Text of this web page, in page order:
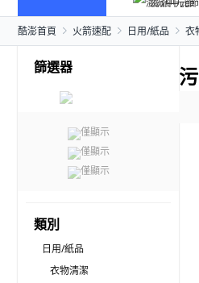
澎派中元節
酷澎首頁 火箭速配 日用/紙品 衣
篩選器
僅顯示
僅顯示
僅顯示
類別
日用/紙品
衣物清潔